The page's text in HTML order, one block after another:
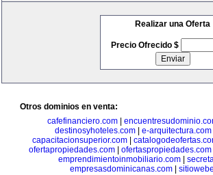
Realizar una Oferta
Precio Ofrecido $
Otros dominios en venta:
cafefinanciero.com
destinosyhoteles.com
e-arquitectura.com
capacitacionsuperior.com
ofertapropiedades.com
ofertaspropiedades.com
emprendimientoinmobiliario.com|
empresasdominicanas.com|